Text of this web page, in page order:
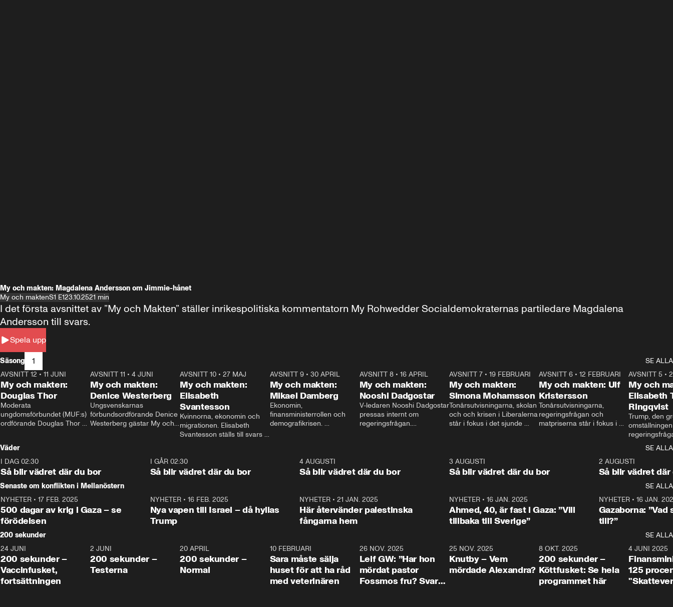
My och makten: Magdalena Andersson om Jimmie-hånet
My och maktenS1 E123.10.2521 min
Spela upp
I det första avsnittet av ”My och Makten” ställer inrikespolitiska kommentatorn My Rohwedder Socialdemokraternas partiledare Magdalena
Andersson till svars.
Säsong 1
SE ALLA
26:27
AVSNITT 12 • 11 JUNI
My och makten:
Douglas Thor
Moderata
ungdomsförbundet (MUF:s)
ordförande Douglas Thor
tonårsutvisningarna och hur
Moderaterna ska locka
väljare till valet i höst.
23:40
AVSNITT 11 •4 JUNI
My och makten:
Denice Westerberg
Ungsvenskarnas
förbundsordförande Denice
Westerberg gästar My och
AVSNITT 10 •27 MAJ
My och makten:
Elisabeth
Svantesson
Kvinnorna, ekonomin och
migrationen. Elisabeth
Svantesson ställs till svars
AVSNITT 9• 30 APRIL
My och makten:
Mikael Damberg
Ekonomin,
finansministerrollen och
demografikrisen.
och Makten.
AVSNITT 8• 16 APRIL
My och makten:
Nooshi Dadgostar
V-ledaren Nooshi Dadgostar
pressas internt om
regeringsfrågan.
– Vi ställer upp i val. Ska vi
vara med så sitter vi förstås
24:30
AVSNITT 7• 19 FEBRUARI
My och makten:
Simona Mohamsson
Tonårsutvisningarna, skolan
och och krisen i Liberalerna
står i fokus i det sjunde
kommentator My
Rohwedder ställer
utbildnings- och
Mohamsson till svars.
27:30
AVSNITT 6 •12 FEBRUARI
My och makten: Ulf
Kristersson
Tonårsutvisningarna,
regeringsfrågan och
matpriserna står i fokus i
Rohwedder ställer
statsminister Ulf Kristersson
AVSNITT 5 •
My och
Elisabeth
Ringqvist
Trump, den
centrum i
avsnittet av
Makten”. Se
Aftonbladets
Rohwedder
Thand Ring
Väder
SE ALLA
I DAG 02:30
Så blir vädret där du bor
1:06
I GÅR 02:30
Så blir vädret där du bor
4 AUGUSTI
Så blir vädret där du bor
3 AUGUSTI
Så blir vädret där du bor
2 AUGUSTI
Så blir vädret där
Senaste om konflikten i Mellanöstern
SE ALLA
NYHETER • 17 FEB. 2025
500 dagar av krig i Gaza – se
förödelsen
NYHETER• 16 FEB. 2025
Nya vapen till Israel – då hyllas
Trump
NYHETER •21 JAN. 2025
Här återvänder palestinska
fångarna hem
NYHETER• 16 JAN. 2025
Ahmed, 40, är fast i Gaza: ”Vill
tillbaka till Sverige”
NYHETER• 16 JAN.
Gazaborna:
till?”
200 sekunder
SE ALLA
5:00
24 JUNI
200 sekunder –
Vaccinfusket,
fortsättningen
4:23
2 JUNI
200 sekunder –
Testerna
20 APRIL
200 sekunder –
Normal
10 FEBRUARI
Sara måste sälja
huset för att ha råd
med veterinären
26 NOV. 2025
Leif GW: ”Har hon
mördat pastor
Fossmos fru? Svar
31:05
25 NOV. 2025
Knutby – Vem
mördade Alexandra?
4:29
8 OKT. 2025
200 sekunder –
Köttfusket: Se hela
programmet här
4 JUNI 2025
125